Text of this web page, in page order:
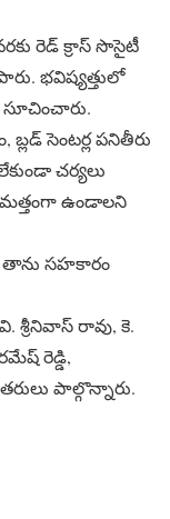
రెడ్ క్రాస్ సొసైటీ
భవిష్యత్తులో
సెంటర్ల పనితీరు
చర్యలు
ఉండాలని
తాను సహకారం
శ్రీనివాస్ రావు, కె.
రెడ్డి,
పాల్గొన్నారు.